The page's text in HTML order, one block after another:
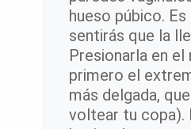
hueso púbico.
sentirás que la
Presionarla en
primero el
más delgada,
voltear tu copa).